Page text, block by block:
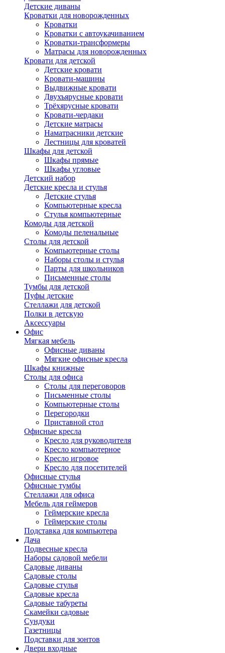
Детские диваны
Кроватки для новорожденных
Кроватки
Кроватки с автоукачиванием
Кроватки-трансформеры
Матрасы для новорожденных
Кровати для детской
Детские кровати
Кровати-машины
Выдвижные кровати
Двухъярусные кровати
Трёхярусные кровати
Кровати-чердаки
Детские матрасы
Наматрасники детские
Лестницы для кроватей
Шкафы для детской
Шкафы прямые
Шкафы угловые
Детский набор
Детские кресла и стулья
Детские стулья
Компьютерные кресла
Стулья компьютерные
Комоды для детской
Комоды пеленальные
Столы для детской
Компьютерные столы
Наборы столы и стулья
Парты для школьников
Письменные столы
Тумбы для детской
Пуфы детские
Стеллажи для детской
Полки в детскую
Аксессуары
Офис
Мягкая мебель
Офисные диваны
Мягкие офисные кресла
Шкафы книжные
Столы для офиса
Столы для переговоров
Письменные столы
Компьютерные столы
Перегородки
Приставной стол
Офисные кресла
Кресло для руководителя
Кресло компьютерное
Кресло игровое
Кресло для посетителей
Офисные стулья
Офисные тумбы
Стеллажи для офиса
Мебель для геймеров
Геймерские кресла
Геймерские столы
Подставка для компьютера
Дача
Подвесные кресла
Наборы садовой мебели
Садовые диваны
Садовые столы
Садовые стулья
Садовые кресла
Садовые табуреты
Скамейки садовые
Сундуки
Газетницы
Подставки для зонтов
Двери входные